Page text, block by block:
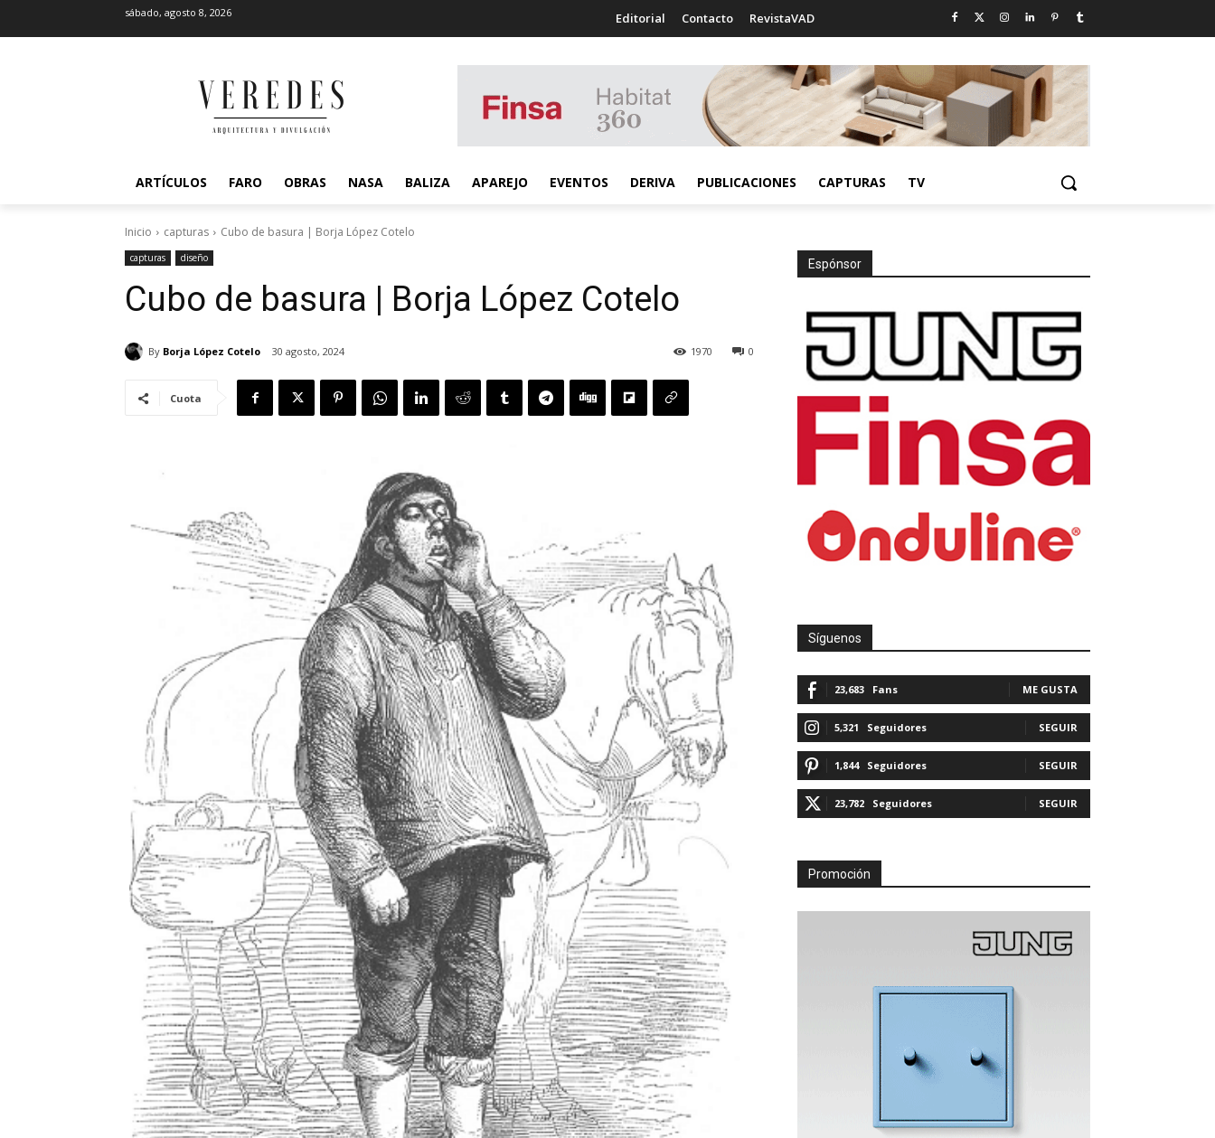
sábado, agosto 8, 2026 Editorial Contacto RevistaVAD
ARTÍCULOS FARO OBRAS NASA BALIZA APAREJO EVENTOS DERIVA PUBLICACIONES CAPTURAS TV
Inicio capturas Cubo de basura | Borja López Cotelo
capturas diseño
Cubo de basura | Borja López Cotelo
By Borja López Cotelo 30 agosto, 2024 0
1970
Cuota
Espónsor
Síguenos
23,683 Fans ME GUSTA
5,321 Seguidores SEGUIR
1,844 Seguidores SEGUIR
23,782 Seguidores SEGUIR
Promoción